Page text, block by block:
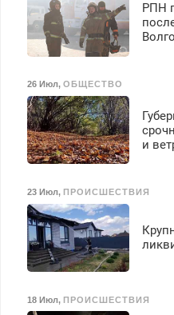
РПН
26 Июл, ОБЩЕСТВО
и
23 Июл, ПРОИСШЕСТВИЯ
18 Июл, ПРОИСШЕСТВИЯ